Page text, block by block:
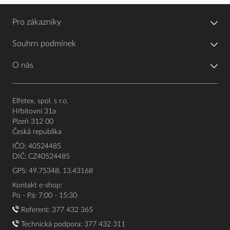
Pro zákazníky
Souhrn podmínek
O nás
Elfetex, spol. s r.o.
Hřbitovní 31a
Plzeň 312 00
Česká republika
IČO: 40524485
DIČ: CZ40524485
GPS: 49.75348, 13.43168
Kontakt e-shop:
Po - Pá: 7:00 - 15:30
Referent: 377 432 365
Technická podpora: 377 432 311